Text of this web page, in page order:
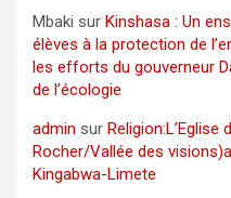
Mbaki sur Kinshasa : Un
élèves à la protection de
les efforts du gouverneur
de l’écologie
admin sur Religion:L’Eglise
Rocher/Vallée des
Kingabwa-Limete